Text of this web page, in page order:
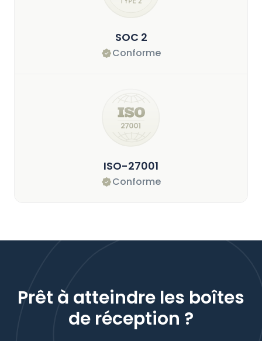
SOC 2
Conforme
ISO-27001
Conforme
Prêt à atteindre les boîtes
de réception ?